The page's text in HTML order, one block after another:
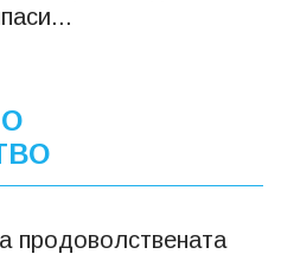
продоволствената